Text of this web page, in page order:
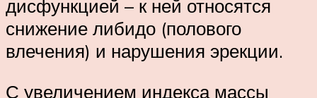
дисфункцией – к ней относятся
снижение либидо (полового
влечения) и нарушения эрекции.
С увеличением индекса массы